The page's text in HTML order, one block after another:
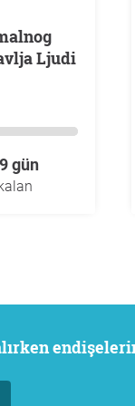
Ljudi
gün
kalan